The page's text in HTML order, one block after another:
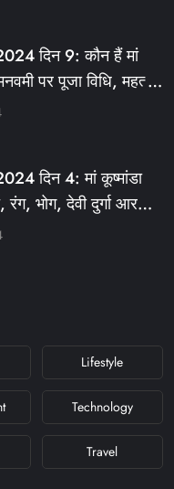
#KFYNEWS
दिन 9: कौन हैं मां
पर पूजा विधि, महत्व,
#KFYNEWS
दिन 4: मां कूष्मांडा
रंग, भोग, देवी दुर्गा आरती
Lifestyle
Technology
Travel